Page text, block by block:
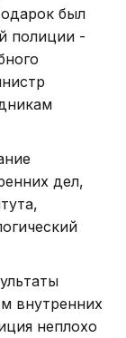
был
полиции -
дел,
внутренних
неплохо